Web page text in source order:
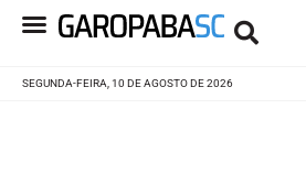
SEGUNDA-FEIRA, 10 DE AGOSTO DE 2026